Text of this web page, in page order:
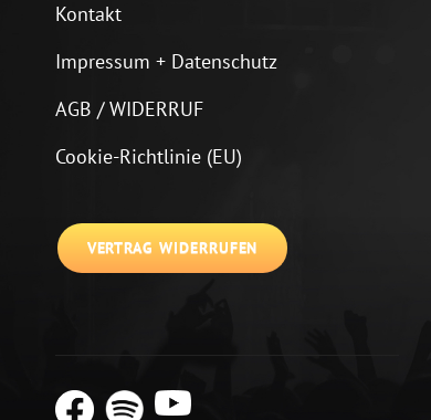
Kontakt
Impressum + Datenschutz
AGB / WIDERRUF
Cookie-Richtlinie (EU)
VERTRAG WIDERRUFEN